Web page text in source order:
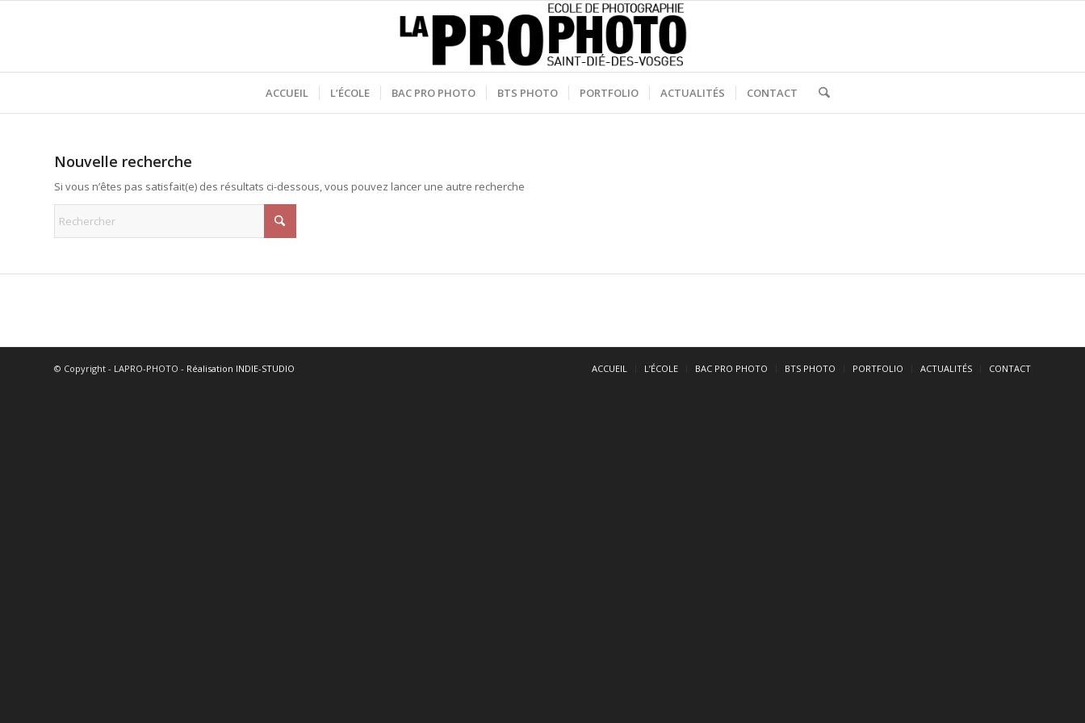
ACCUEIL L’ÉCOLE BAC PRO PHOTO BTS PHOTO PORTFOLIO ACTUALITÉS CONTACT
Nouvelle recherche
Si vous n’êtes pas satisfait(e) des résultats ci-dessous, vous pouvez lancer une autre recherche
© Copyright - LAPRO-PHOTO - Réalisation INDIE-STUDIO ACCUEIL L’ÉCOLE BAC PRO PHOTO BTS PHOTO PORTFOLIO ACTUALITÉS CONTACT